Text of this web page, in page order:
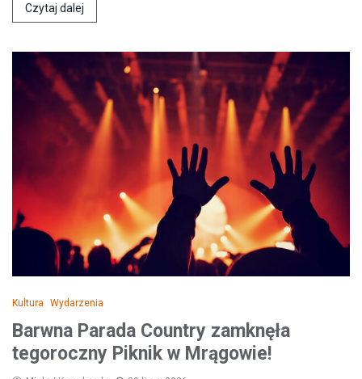
Czytaj dalej
Kultura Wydarzenia
Barwna Parada Country zamknęła
tegoroczny Piknik w Mrągowie!